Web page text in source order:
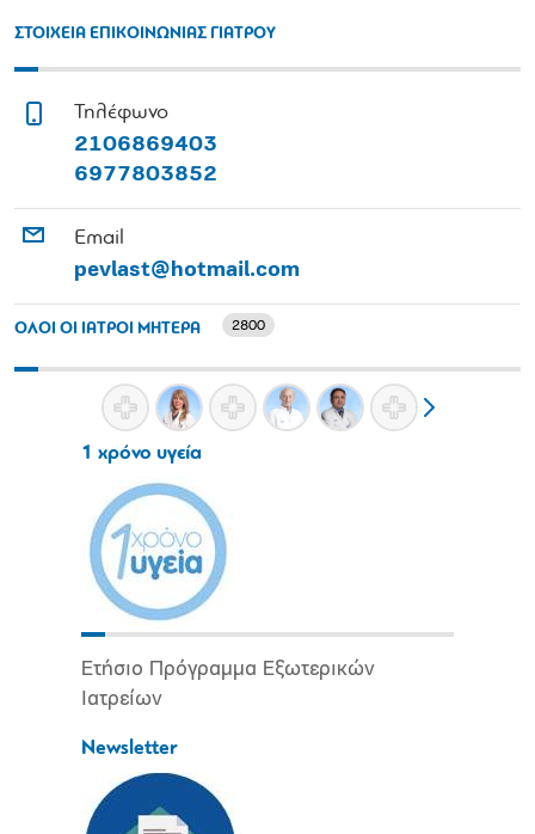
ΣΤΟΙΧΕΙΑ ΕΠΙΚΟΙΝΩΝΙΑΣ ΓΙΑΤΡΟΥ
Τηλέφωνο
2106869403
6977803852
Email
pevlast@hotmail.com
ΟΛΟΙ ΟΙ ΙΑΤΡΟΙ ΜΗΤΕΡΑ 2800
1 χρόνο υγεία
Ετήσιο Πρόγραμμα Εξωτερικών
Ιατρείων
Newsletter